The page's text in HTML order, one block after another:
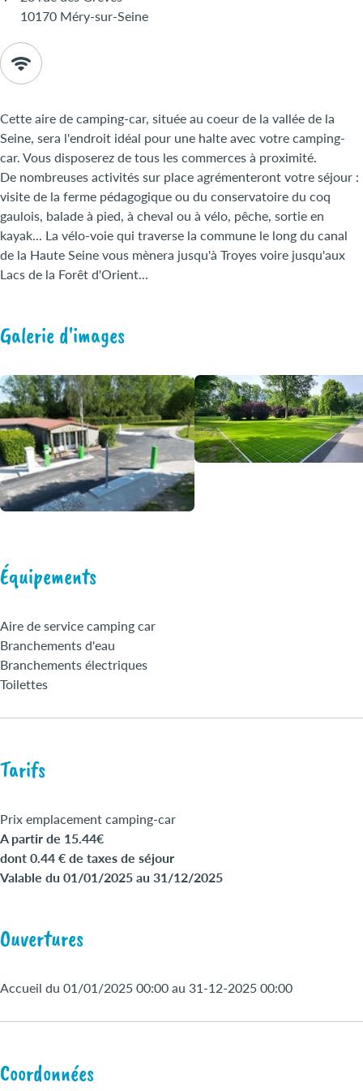
10170 Méry-sur-Seine
Cette aire de camping-car, située au coeur de la vallée de la
Seine, sera l'endroit idéal pour une halte avec votre camping-
car. Vous disposerez de tous les commerces à proximité.
De nombreuses activités sur place agrémenteront votre séjour :
visite de la ferme pédagogique ou du conservatoire du coq
gaulois, balade à pied, à cheval ou à vélo, pêche, sortie en
kayak... La vélo-voie qui traverse la commune le long du canal
de la Haute Seine vous mènera jusqu'à Troyes voire jusqu'aux
Lacs de la Forêt d'Orient...
Galerie d'images
Équipements
Aire de service camping car
Branchements d'eau
Branchements électriques
Toilettes
Tarifs
Prix emplacement camping-car
A partir de 15.44€
dont 0.44 € de taxes de séjour
Valable du 01/01/2025 au 31/12/2025
Ouvertures
Accueil du 01/01/2025 00:00 au 31-12-2025 00:00
Coordonnées